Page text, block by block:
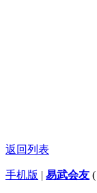
返回列表
手机版 | 易武会友 (